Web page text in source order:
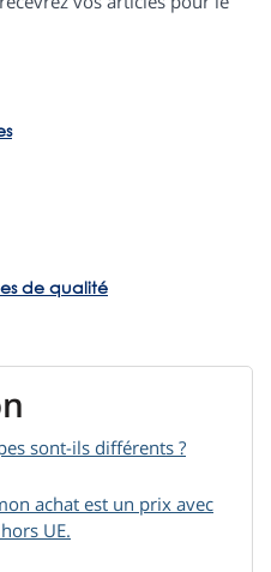
de qualité
sont-ils différents ?
achat est un prix avec
UE.